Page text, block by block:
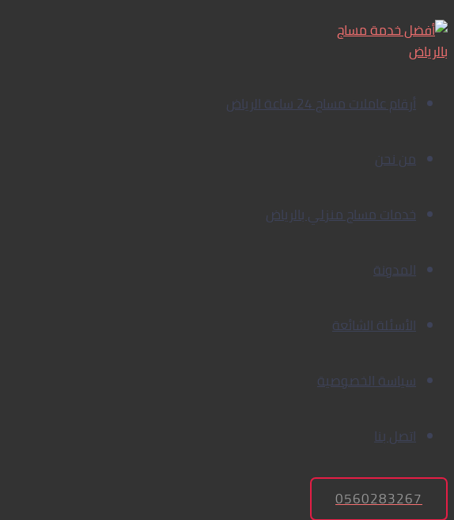
إلى
المحتوى
أرقام عاملات مساج 24 ساعة الرياض
من نحن
خدمات مساج منزلي بالرياض
المدونة
الأسئلة الشائعة
سياسة الخصوصية
اتصل بنا
0560283267
تدليك
منزلية
في
0560283267